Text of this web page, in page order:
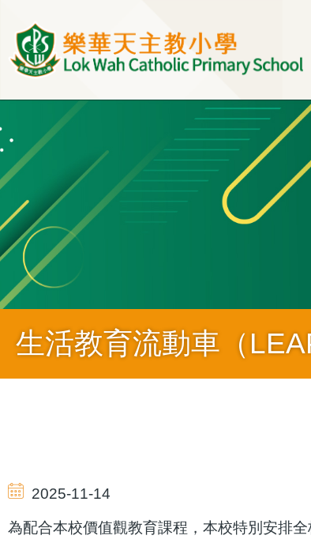
生活教育流動車（
航
連
2025-11-14
為配合本校價值觀教育課程，本校特別安排